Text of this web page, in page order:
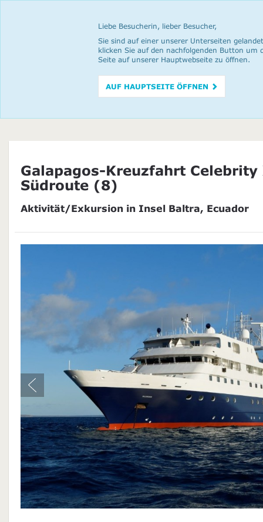
Liebe Besucherin, lieber Besucher,
Sie sind auf einer unserer Unterseiten
klicken Sie auf den nachfolgenden Button um
Seite auf unserer Hauptwebseite zu öffnen.
AUF HAUPTSEITE ÖFFNEN
Galapagos-Kreuzfahrt
Südroute (8)
Aktivität/Exkursion in Insel Baltra, Ecuador